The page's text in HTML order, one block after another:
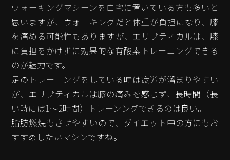
ウォーキングマシーンを自宅に置いている方も多いと
思いますが、ウォーキングだと体重が負担になり、膝
を痛める可能性もありますが、エリプティカルは、膝
に負担をかけずに効果的な有酸素トレーニングできる
のが魅力です。
足のトレーニングをしている時は疲労が溜まりやすい
が、エリプティカルは膝の痛みを感じず、長時間（長
い時には1〜2時間）トレーンングできるのは良い。
脂肪燃焼もさせやすいので、ダイエット中の方にもお
すすめしたいマシンですね。